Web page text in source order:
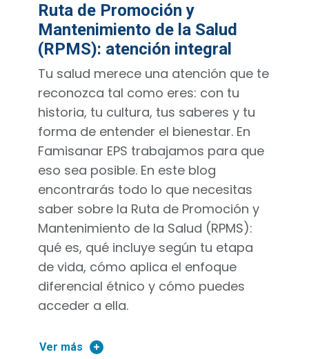
Ruta de Promoción y
Mantenimiento de la Salud
(RPMS): atención integral
Tu salud merece una atención que te
reconozca tal como eres: con tu
historia, tu cultura, tus saberes y tu
forma de entender el bienestar. En
Famisanar EPS trabajamos para que
eso sea posible. En este blog
encontrarás todo lo que necesitas
saber sobre la Ruta de Promoción y
Mantenimiento de la Salud (RPMS):
qué es, qué incluye según tu etapa
de vida, cómo aplica el enfoque
diferencial étnico y cómo puedes
acceder a ella.
Ver más